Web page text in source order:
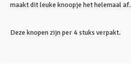
maakt dit leuke knoopje het helemaal af.
Deze knopen zijn per 4 stuks verpakt.